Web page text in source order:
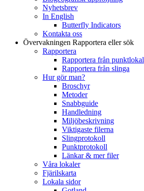
Nyhetsbrev
In English
Butterfly Indicators
Kontakta oss
Övervakningen Rapportera eller sök
Rapportera
Rapportera från punktlokal
Rapportera från slinga
Hur gör man?
Broschyr
Metoder
Snabbguide
Handledning
Miljöbeskrivning
Viktigaste filerna
Slingprotokoll
Punktprotokoll
Länkar & mer filer
Våra lokaler
Fjärilskarta
Lokala sidor